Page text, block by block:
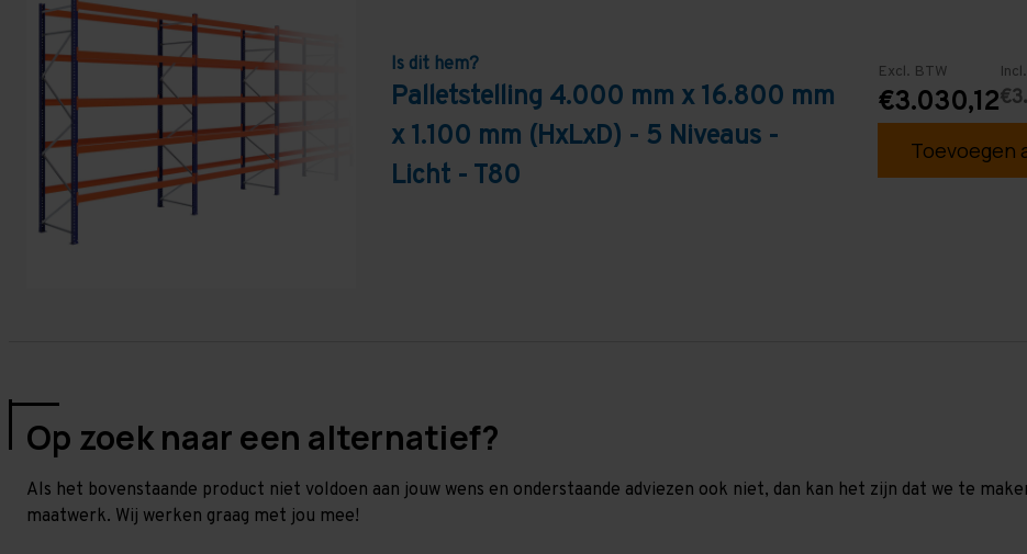
Is dit hem?
Palletstelling 4.000 mm x 16.800 mm
x 1.100 mm (HxLxD) - 5 Niveaus -
Licht - T80
Excl. BTW
€3.030,12
Toevoegen
Op zoek naar een alternatief?
Als het bovenstaande product niet voldoen aan jouw wens en onderstaande adviezen ook niet, dan kan het zijn dat we te
maatwerk. Wij werken graag met jou mee!